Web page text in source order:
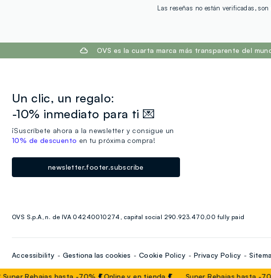
Las reseñas no están verificadas,
Rebajas hasta -70% Online y en tienda Super Rebajas hasta -
OVS es la cuarta marca más transparente del
Un clic, un regalo:
-10% inmediato para ti 💌
¡Suscríbete ahora a la newsletter y consigue un
10% de descuento en tu próxima compra!
newsletter.footer.subscribe
OVS S.p.A, n. de IVA 04240010274, capital social 290.923.470,00 fully paid
Accessibility Gestiona las cookies Cookie Policy Privacy Policy